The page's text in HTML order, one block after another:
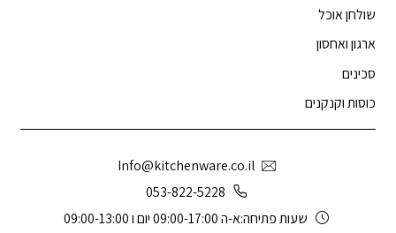
שולחן אוכל
ארגון ואחסון
סכינים
כוסות וקנקנים
Info@kitchenware.co.il
053-822-5228
שעות פתיחה:א-ה 09:00-17:00 יום ו 09:00-13:00